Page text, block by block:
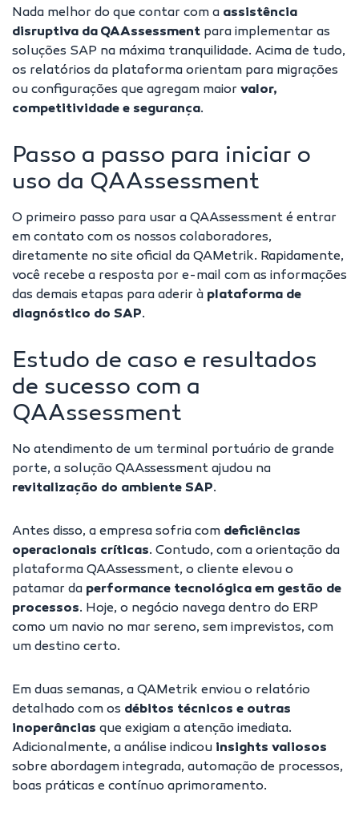
Nada melhor do que contar com a assistência
disruptiva da QAAssessment para implementar as
soluções SAP na máxima tranquilidade. Acima de tudo,
os relatórios da plataforma orientam para migrações
ou configurações que agregam maior valor,
competitividade e segurança.
Passo a passo para iniciar o
uso da QAAssessment
O primeiro passo para usar a QAAssessment é entrar
em contato com os nossos colaboradores,
diretamente no site oficial da QAMetrik. Rapidamente,
você recebe a resposta por e-mail com as informações
das demais etapas para aderir à plataforma de
diagnóstico do SAP.
Estudo de caso e resultados
de sucesso com a
QAAssessment
No atendimento de um terminal portuário de grande
porte, a solução QAAssessment ajudou na
revitalização do ambiente SAP.
Antes disso, a empresa sofria com deficiências
operacionais críticas. Contudo, com a orientação da
plataforma QAAssessment, o cliente elevou o
patamar da performance tecnológica em gestão de
processos. Hoje, o negócio navega dentro do ERP
como um navio no mar sereno, sem imprevistos, com
um destino certo.
Em duas semanas, a QAMetrik enviou o relatório
detalhado com os débitos técnicos e outras
inoperâncias que exigiam a atenção imediata.
Adicionalmente, a análise indicou insights valiosos
sobre abordagem integrada, automação de processos,
boas práticas e contínuo aprimoramento.